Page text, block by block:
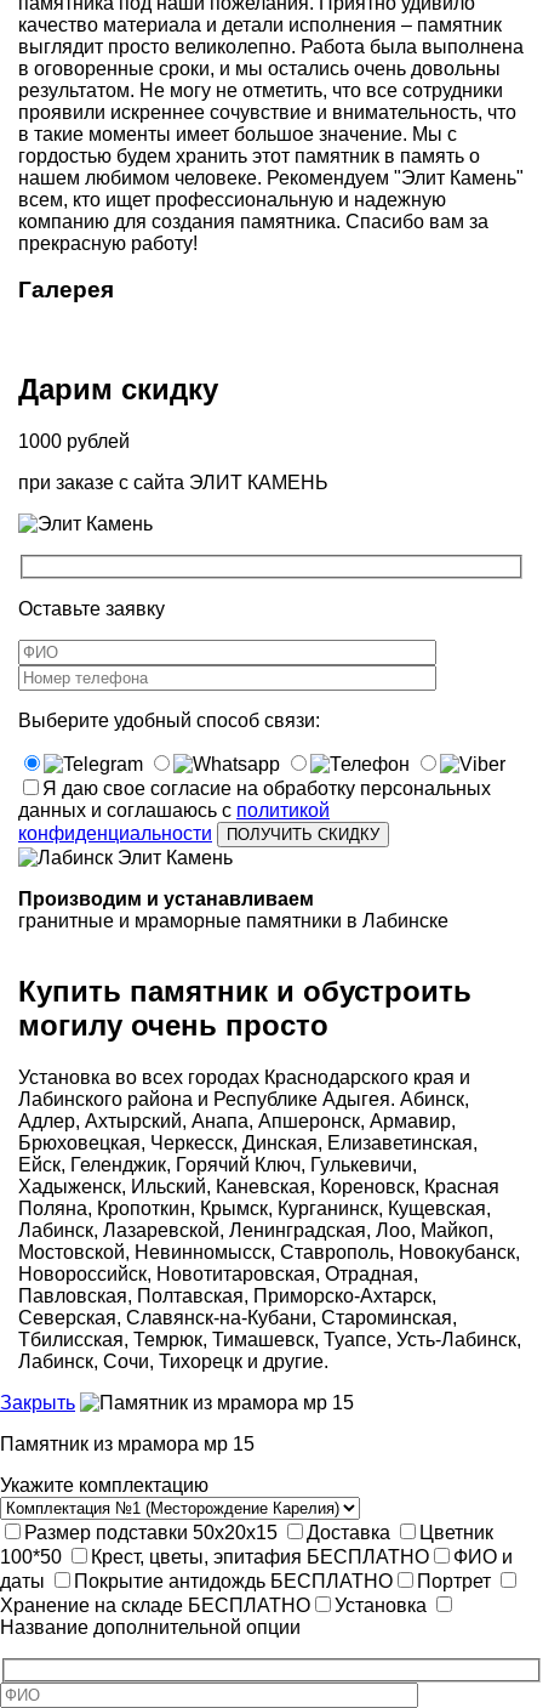
качество материала и детали исполнения – памятник
выглядит просто великолепно. Работа была выполнена
в оговоренные сроки, и мы остались очень довольны
результатом. Не могу не отметить, что все сотрудники
проявили искреннее сочувствие и внимательность, что
в такие моменты имеет большое значение. Мы с
гордостью будем хранить этот памятник в память о
нашем любимом человеке. Рекомендуем "Элит Камень"
всем, кто ищет профессиональную и надежную
компанию для создания памятника. Спасибо вам за
прекрасную работу!
Галерея
Дарим скидку
1000 рублей
при заказе с сайта ЭЛИТ КАМЕНЬ
Оставьте заявку
Выберите удобный способ связи:
Я даю свое согласие на обработку персональных
данных и соглашаюсь с политикой
конфиденциальности
Производим и устанавливаем
гранитные и мраморные памятники в Лабинске
Купить памятник и обустроить
могилу очень просто
Установка во всех городах Краснодарского края и
Лабинского района и Республике Адыгея. Абинск,
Адлер, Ахтырский, Анапа, Апшеронск, Армавир,
Брюховецкая, Черкесск, Динская, Елизаветинская,
Ейск, Геленджик, Горячий Ключ, Гулькевичи,
Хадыженск, Ильский, Каневская, Кореновск, Красная
Поляна, Кропоткин, Крымск, Курганинск, Кущевская,
Лабинск, Лазаревской, Ленинградская, Лоо, Майкоп,
Мостовской, Невинномысск, Ставрополь, Новокубанск,
Новороссийск, Новотитаровская, Отрадная,
Павловская, Полтавская, Приморско-Ахтарск,
Северская, Славянск-на-Кубани, Староминская,
Тбилисская, Темрюк, Тимашевск, Туапсе, Усть-Лабинск,
Лабинск, Сочи, Тихорецк и другие.
Закрыть
Памятник из мрамора мр 15
Укажите комплектацию
Размер подставки 50х20х15 Доставка
Цветник
100*50
Крест, цветы, эпитафия БЕСПЛАТНО
ФИО и
даты
Покрытие антидождь БЕСПЛАТНО
Портрет
Хранение на складе БЕСПЛАТНО
Установка
Название дополнительной опции